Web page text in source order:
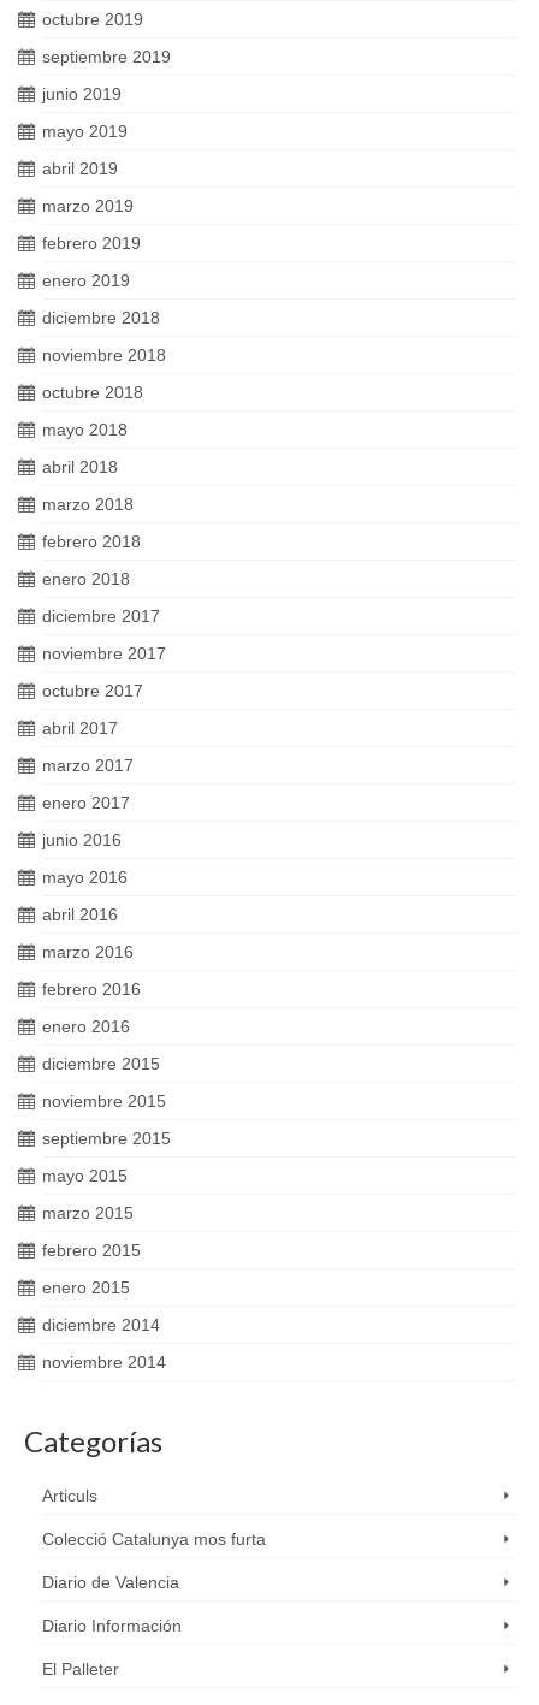
octubre 2019
septiembre 2019
junio 2019
mayo 2019
abril 2019
marzo 2019
febrero 2019
enero 2019
diciembre 2018
noviembre 2018
octubre 2018
mayo 2018
abril 2018
marzo 2018
febrero 2018
enero 2018
diciembre 2017
noviembre 2017
octubre 2017
abril 2017
marzo 2017
enero 2017
junio 2016
mayo 2016
abril 2016
marzo 2016
febrero 2016
enero 2016
diciembre 2015
noviembre 2015
septiembre 2015
mayo 2015
marzo 2015
febrero 2015
enero 2015
diciembre 2014
noviembre 2014
Categorías
Articuls
Colecció Catalunya mos furta
Diario de Valencia
Diario Información
El Palleter